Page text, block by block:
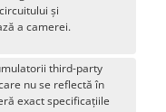
și
a camerei.
third-party
nu se reflectă în
exact specificațiile